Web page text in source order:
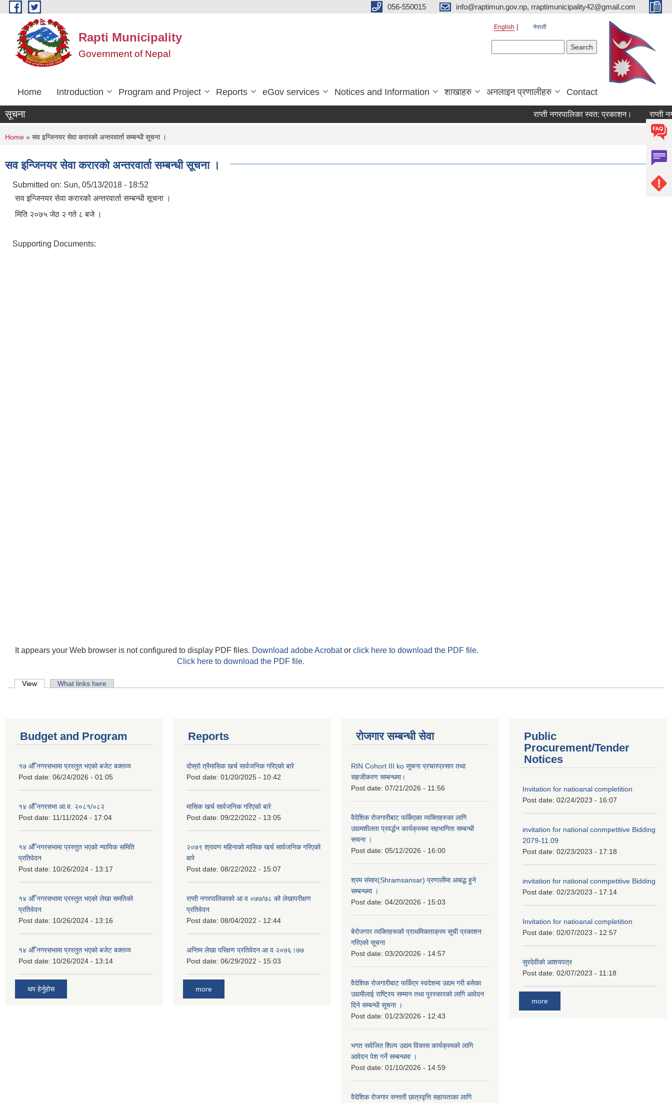
Skip to main content 056-550015 info@raptimun.gov.np, rraptimunicipality42@gmail.com
Rapti Municipality
Government of Nepal
English नेपाली
Home Introduction Program and Project Reports eGov services Notices and Information शाखाहरु अनलाइन प्रणालीहरु Contact
सूचना राप्ती नगरपालिका स्वत: प्रकाशन। राप्ती
You are here
Home » सव इन्जिनयर सेवा करारको अन्तरवार्ता सम्बन्धी सूचना ।
सव इन्जिनयर सेवा करारको अन्तरवार्ता सम्बन्धी सूचना ।
Submitted on: Sun, 05/13/2018 - 18:52
सव इन्जिनयर सेवा करारको अन्तरवार्ता सम्बन्धी सूचना ।
मिति २०७५ जेठ २ गते ८ बजे ।
Supporting Documents:
It appears your Web browser is not configured to display PDF files. Download adobe Acrobator click here to download the PDF file.
Click here to download the PDF file.
Primary tabs
View (active tab)What links here
Budget and Program
१७ औँ नगरसभामा प्रस्तुत भएको बजेट बक्तव्य
Post date: 06/24/2026 - 01:05
१४ औँ नगरसभा आ.व. २०८१/०८२
Post date: 11/11/2024 - 17:04
१४ औँ नगरसभामा प्रस्तुत भएको न्यायिक समिति
प्रतिवेदन
Post date: 10/26/2024 - 13:17
१४ औँ नगरसभामा प्रस्तुत भएको लेखा समतिको
प्रतिवेदन
Post date: 10/26/2024 - 13:16
१४ औँ नगरसभामा प्रस्तुत भएको बजेट बक्तव्य
Post date: 10/26/2024 - 13:14
थप हेर्नुहोस
Reports
दोस्रो त्रैमासिक खर्च सार्वजनिक गरिएको बारे
Post date: 01/20/2025 - 10:42
मासिक खर्च सार्वजनिक गरिएको बारे
Post date: 09/22/2022 - 13:05
२०७९ श्रावण महिनाको मासिक खर्च सार्वजनिक गरिएको
बारे
Post date: 08/22/2022 - 15:07
राप्ती नगरपालिकाको आ व ०७७/७८ को लेखापरीक्षण
प्रतिवेदन
Post date: 08/04/2022 - 12:44
अन्तिम लेखा परिक्षण प्रतिवेदन आ व २०७६।७७
Post date: 06/29/2022 - 15:03
more
रोजगार सम्बन्धी सेवा
RIN Cohort III ko सूचना प्रचारप्रसार तथा
सहजीकरण सम्बन्धमा।
Post date: 07/21/2026 - 11:56
वैदेशिक रोजगारीबाट फर्किएका व्यक्तिहरुका लागि
उद्यमशीलता प्रवर्द्धन कार्यक्रममा सहभागिता सम्बन्धी
सचना ।
Post date: 05/12/2026 - 16:00
श्रम संसार(Shramsansar) प्रणालीमा आबद्ध हुने
सम्बन्धमा ।
Post date: 04/20/2026 - 15:03
बेरोजगार व्यक्तिहरूको प्राथमिकताक्रम सूची प्रकाशन
गरिएको सूचना
Post date: 03/20/2026 - 14:57
वैदेशिक रोजगारीबाट फर्किएर स्वदेशमा उद्यम गरी बसेका
उद्यमीलाई राष्ट्रिय सम्मान तथा पुरस्कारको लागि आवेदन
दिने सम्बन्धी सूचना ।
Post date: 01/23/2026 - 12:43
भगत सर्वजित शिल्प उद्यम विकास कार्यक्रमको लागि
आवेदन पेश गर्ने सम्बन्धमा ।
Post date: 01/10/2026 - 14:59
वैदेशिक रोजगार सन्तती छात्रवृत्ति सहायताका लागि
Public
Procurement/Tender
Notices
Invitation for natioanal completition
Post date: 02/24/2023 - 16:07
invitation for national conmpetitive Bidding
2079-11.09
Post date: 02/23/2023 - 17:18
invitation for national conmpetitive Bidding
Post date: 02/23/2023 - 17:14
Invitation for natioanal completition
Post date: 02/07/2023 - 12:57
सुरदेवीको आशयपत्र
Post date: 02/07/2023 - 11:18
more